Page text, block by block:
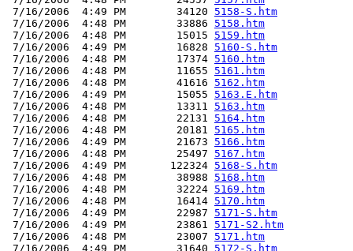
7/16/2006  4:49 PM        34120 5158-S.htm
7/16/2006  4:48 PM        33886 5158.htm
7/16/2006  4:48 PM        15015 5159.htm
7/16/2006  4:49 PM        16828 5160-S.htm
7/16/2006  4:48 PM        17374 5160.htm
7/16/2006  4:48 PM        11655 5161.htm
7/16/2006  4:48 PM        41616 5162.htm
7/16/2006  4:49 PM        15055 5163.E.htm
7/16/2006  4:48 PM        13311 5163.htm
7/16/2006  4:48 PM        22131 5164.htm
7/16/2006  4:48 PM        20181 5165.htm
7/16/2006  4:49 PM        21673 5166.htm
7/16/2006  4:48 PM        25497 5167.htm
7/16/2006  4:49 PM       122324 5168-S.htm
7/16/2006  4:48 PM        38988 5168.htm
7/16/2006  4:48 PM        32224 5169.htm
7/16/2006  4:48 PM        16414 5170.htm
7/16/2006  4:49 PM        22987 5171-S.htm
7/16/2006  4:49 PM        23861 5171-S2.htm
7/16/2006  4:48 PM        23007 5171.htm
7/16/2006  4:49 PM        31640 5172-S.htm